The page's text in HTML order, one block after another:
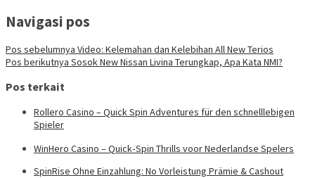
Navigasi pos
Pos sebelumnya Video: Kelemahan dan Kelebihan All New Terios
Pos berikutnya Sosok New Nissan Livina Terungkap, Apa Kata NMI?
Pos terkait
Rollero Casino – Quick Spin Adventures für den schnelllebigen
Spieler
WinHero Casino – Quick‑Spin Thrills voor Nederlandse Spelers
SpinRise Ohne Einzahlung: No Vorleistung Prämie & Cashout